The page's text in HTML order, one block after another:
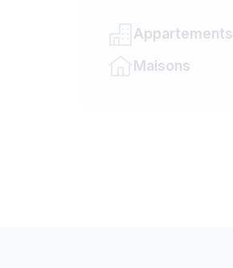
Appartements
Maisons